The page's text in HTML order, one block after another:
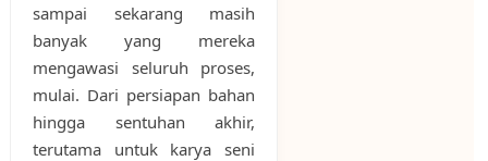
sampai sekarang masih
banyak yang mereka
mengawasi seluruh proses,
mulai. Dari persiapan bahan
hingga sentuhan akhir,
terutama untuk karya seni